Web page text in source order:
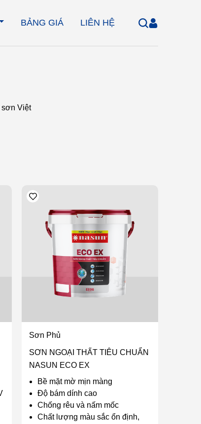
BẢNG GIÁ LIÊN HỆ
sơn Việt
Sơn Phủ
SƠN NGOẠI THẤT TIÊU CHUẨN
NASUN ECO EX
Bề mặt mờ mịn màng
Độ bám dính cao
Chống rêu và nấm mốc
Chất lượng màu sắc ổn định,